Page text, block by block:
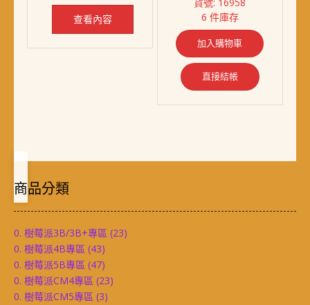
NT$ 1,989。NT$ 1,838。
查看內容
價
格：
NT$ 880。NT$ 738。
6 件庫存
加入購物車
直接結帳
商品分類
0. 樹莓派3B/3B+專區 (23)
0. 樹莓派4B專區 (43)
0. 樹莓派5B專區 (47)
0. 樹莓派CM4專區 (23)
0. 樹莓派CM5專區 (3)